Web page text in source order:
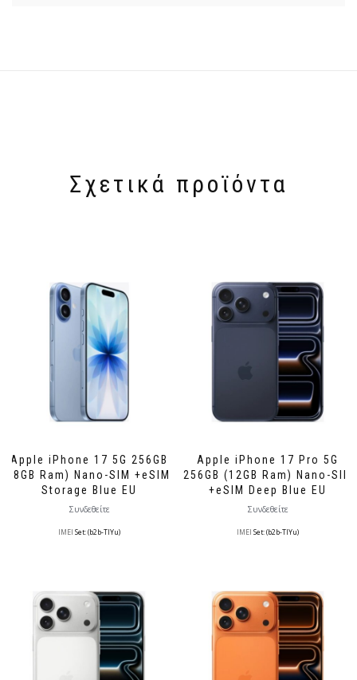
Σχετικά προϊόντα
Apple iPhone 17 5G 256GB
(8GB Ram) Nano-SIM +eSIM
Storage Blue EU
Συνδεθείτε
IMEI Set: (b2b-TlYu)
Apple iPhone 17 Pro 5G
256GB (12GB Ram) Nano-SIM
+eSIM Deep Blue EU
Συνδεθείτε
IMEI Set: (b2b-TlYu)